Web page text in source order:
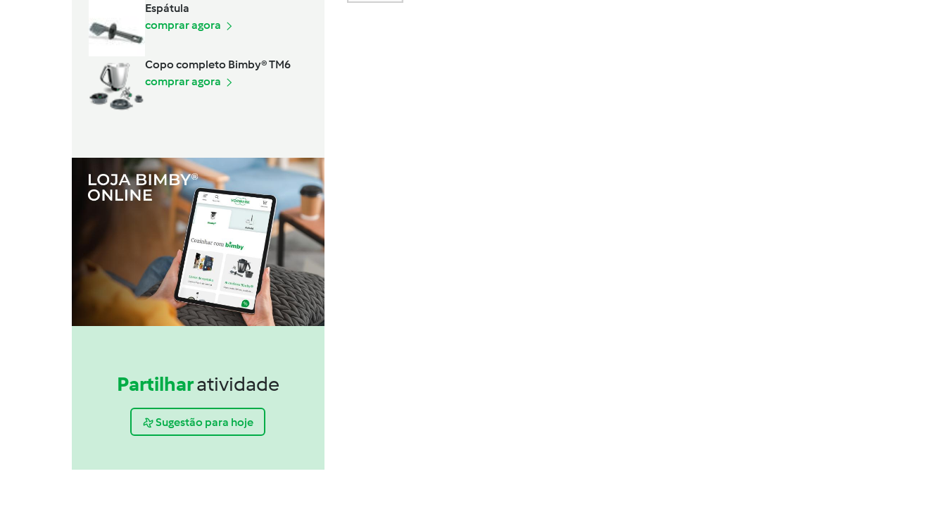
Espátula
comprar agora
Copo completo Bimby® TM6
comprar agora
Partilharatividade
Sugestão para hoje